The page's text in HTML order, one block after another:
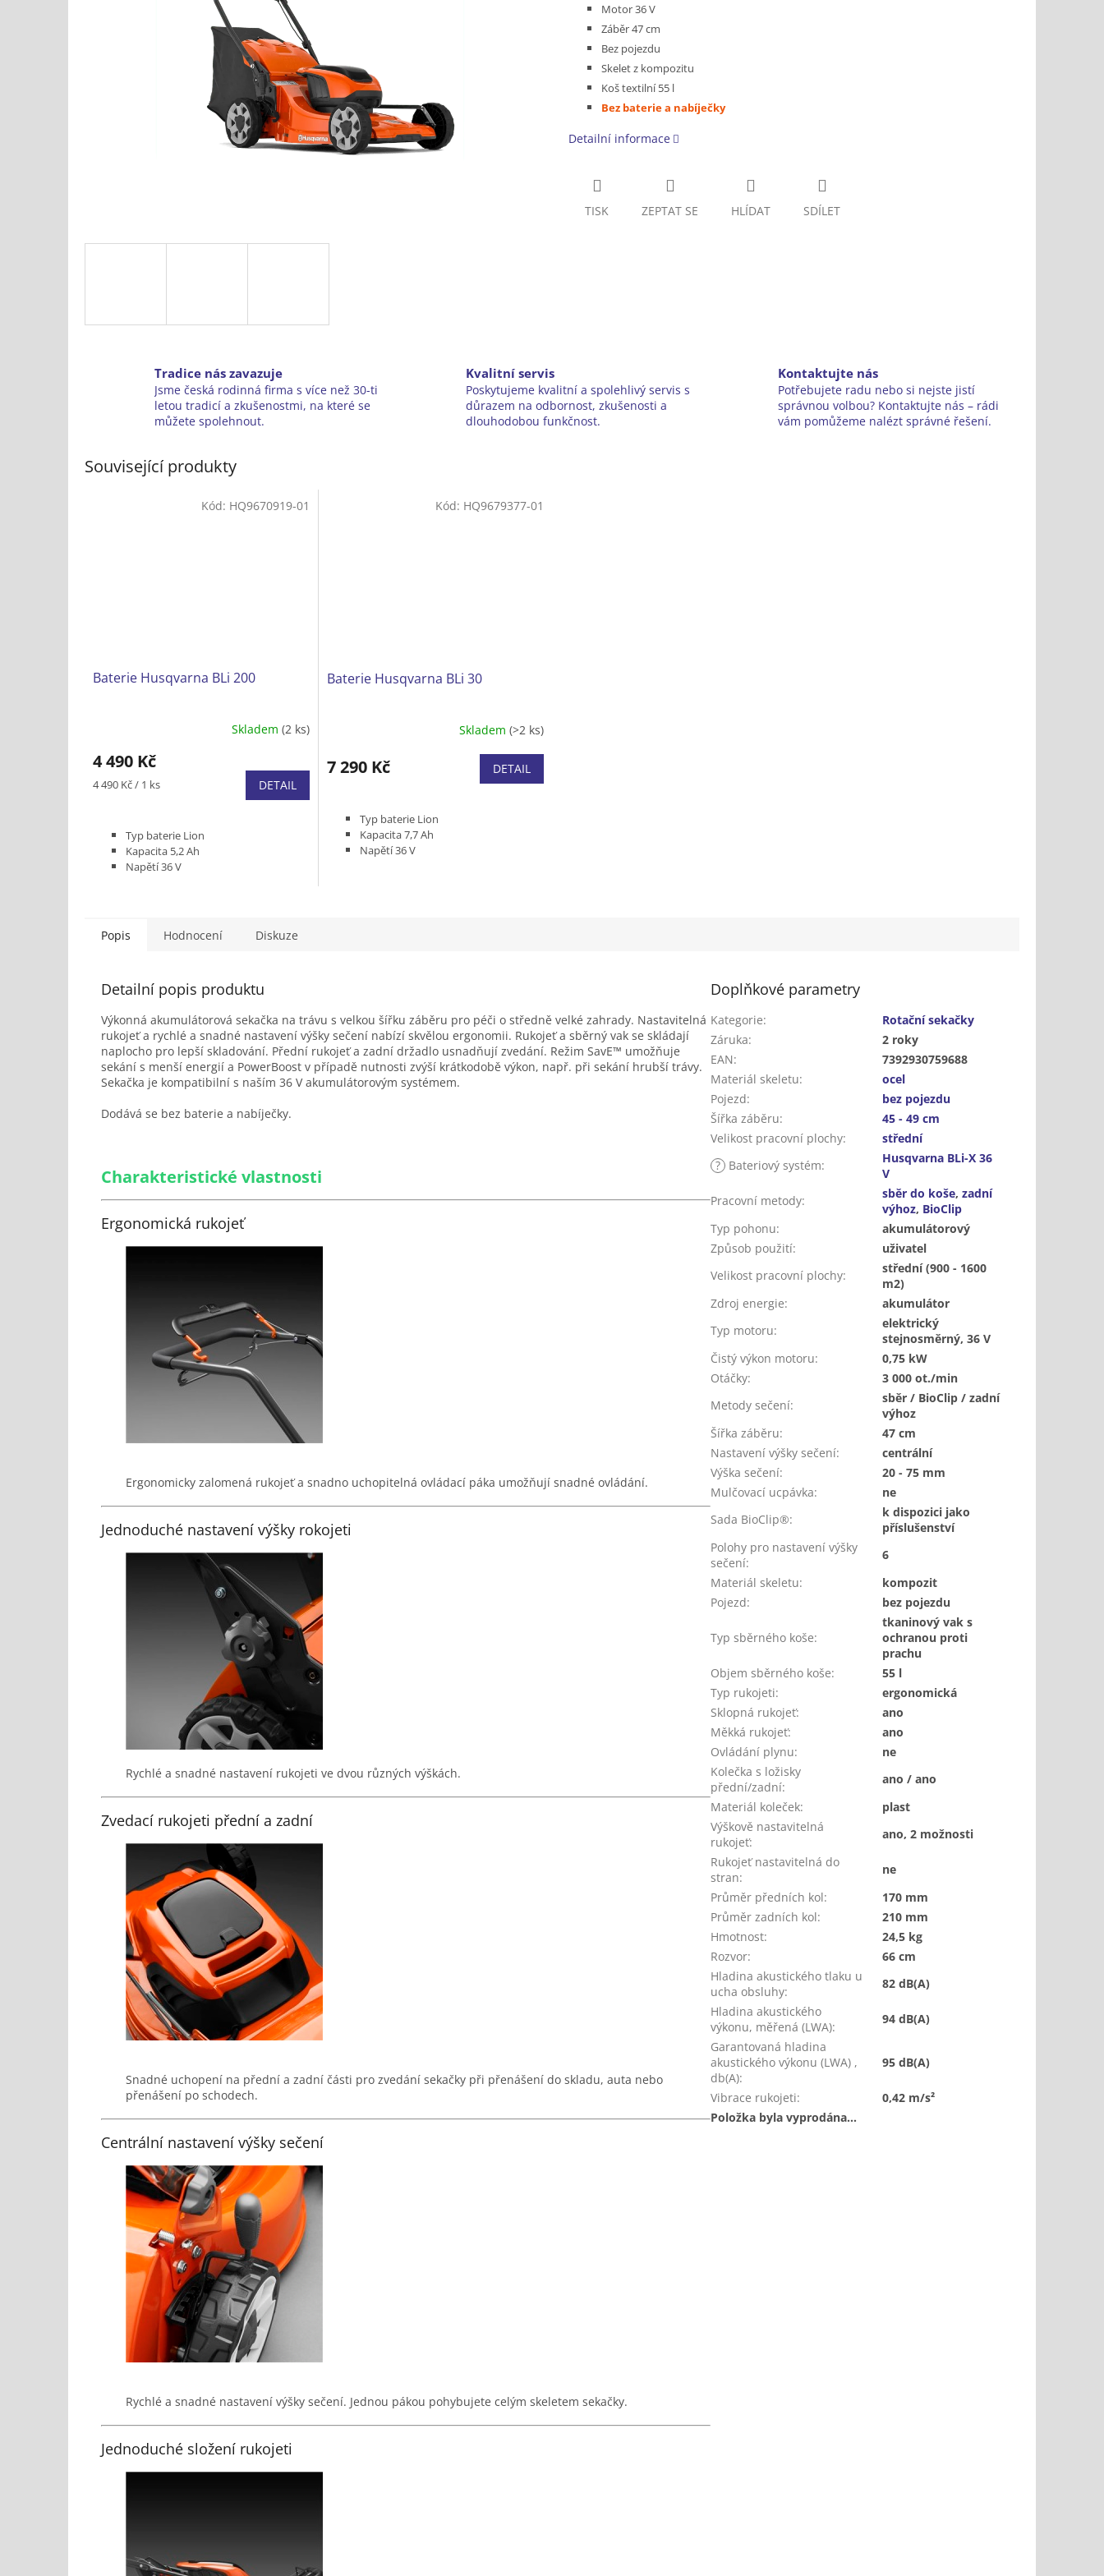
Motor 36 V
Záběr 47 cm
Bez pojezdu
Skelet z kompozitu
Koš textilní 55 l
Bez baterie a nabíječky
Detailní informace
TISK ZEPTAT SE HLÍDAT SDÍLET
Tradice nás zavazuje
Jsme česká rodinná firma s více než 30-ti
letou tradicí a zkušenostmi, na které se
můžete spolehnout.
Kvalitní servis
Poskytujeme kvalitní a spolehlivý servis s
důrazem na odbornost, zkušenosti a
dlouhodobou funkčnost.
Kontaktujte nás
Potřebujete radu nebo si nejste jistí
správnou volbou? Kontaktujte nás – rádi
vám pomůžeme nalézt správné řešení.
Související produkty
Baterie Husqvarna BLi 200
Skladem (2 ks)
4 490 Kč
Měrná
4 490 Kč / 1 ks DETAIL
Typ baterie Lion
Kapacita 5,2 Ah
Napětí 36 V
Kód: HQ9670919-01
Baterie Husqvarna BLi 30
Skladem (>2 ks)
7 290 Kč DETAIL
Typ baterie Lion
Kapacita 7,7 Ah
Napětí 36 V
Kód: HQ9679377-01
Popis Hodnocení Diskuze
Detailní popis produktu
Výkonná akumulátorová sekačka na trávu s velkou šířku záběru pro péči o středně velké zahrady. Nastavitelná
rukojeť a rychlé a snadné nastavení výšky sečení nabízí skvělou ergonomii. Rukojeť a sběrný vak se skládají
naplocho pro lepší skladování. Přední rukojeť a zadní držadlo usnadňují zvedání. Režim SavE™ umožňuje
sekání s menší energií a PowerBoost v případě nutnosti zvýší krátkodobě výkon, např. při sekání hrubší trávy.
Sekačka je kompatibilní s naším 36 V akumulátorovým systémem.
Dodává se bez baterie a nabíječky.
Charakteristické vlastnosti
Ergonomická rukojeť
Ergonomicky zalomená rukojeť a snadno uchopitelná ovládací páka umožňují snadné ovládání.
Jednoduché nastavení výšky rokojeti
Rychlé a snadné nastavení rukojeti ve dvou různých výškách.
Zvedací rukojeti přední a zadní
Snadné uchopení na přední a zadní části pro zvedání sekačky při přenášení do skladu, auta nebo
přenášení po schodech.
Centrální nastavení výšky sečení
Rychlé a snadné nastavení výšky sečení. Jednou pákou pohybujete celým skeletem sekačky.
Jednoduché složení rukojeti
Doplňkové parametry
Kategorie:
Rotační sekačky
Záruka:
2 roky
EAN:
7392930759688
Materiál skeletu:
ocel
Pojezd:
bez pojezdu
Šířka záběru:
45 - 49 cm
Velikost pracovní plochy:
střední
? Bateriový systém:
Husqvarna BLi-X 36
V
Pracovní metody: sběr do koše,zadní
výhoz, BioClip
Typ pohonu:
akumulátorový
Způsob použití:
uživatel
Velikost pracovní plochy:
střední (900 - 1600
m2)
Zdroj energie:
akumulátor
Typ motoru:
elektrický
stejnosměrný, 36 V
Čistý výkon motoru:
0,75 kW
Otáčky:
3 000 ot./min
Metody sečení:
sběr / BioClip / zadní
výhoz
Šířka záběru:
47 cm
Nastavení výšky sečení:
centrální
Výška sečení:
20 - 75 mm
Mulčovací ucpávka:
ne
Sada BioClip®:
k dispozici jako
příslušenství
Polohy pro nastavení výšky
sečení:
6
Materiál skeletu:
kompozit
Pojezd: bez pojezdu
Typ sběrného koše:
tkaninový vak s
ochranou proti
prachu
Objem sběrného koše:
55 l
Typ rukojeti:
ergonomická
Sklopná rukojeť:
ano
Měkká rukojeť:
ano
Ovládání plynu:
ne
Kolečka s ložisky
přední/zadní:
ano / ano
Materiál koleček:
plast
Výškově nastavitelná
rukojeť:
ano, 2 možnosti
Rukojeť nastavitelná do
stran:
ne
Průměr předních kol:
170 mm
Průměr zadních kol:
210 mm
Hmotnost:
24,5 kg
Rozvor:
66 cm
Hladina akustického tlaku u
ucha obsluhy:
82 dB(A)
Hladina akustického
výkonu, měřená (LWA):
94 dB(A)
Garantovaná hladina
akustického výkonu (LWA) ,
db(A):
95 dB(A)
Vibrace rukojeti:
0,42 m/s²
Položka byla vyprodána…